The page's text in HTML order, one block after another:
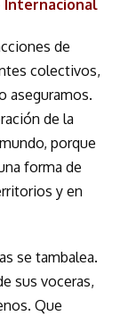
Internacional
de
colectivos,
aseguramos.
de la
porque
forma de
y en
se tambalea.
sus voceras,
Que